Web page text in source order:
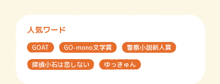
人気ワード
GOAT GO-mono文学賞
警察小説新人賞
探偵小石は恋しない
ゆっきゅん